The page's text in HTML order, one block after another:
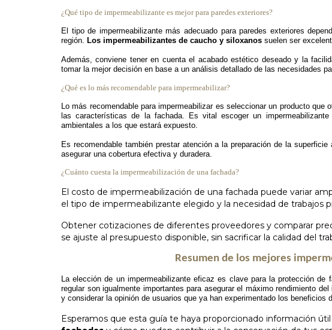
¿Qué tipo de impermeabilizante es mejor para paredes exteriores?
El tipo de impermeabilizante más adecuado para paredes exteriores
región. Los impermeabilizantes de caucho y siloxanos suelen ser
Además, conviene tener en cuenta el acabado estético deseado y la
tomar la mejor decisión en base a un análisis detallado de las necesidades
¿Qué es lo más recomendable para impermeabilizar?
Lo más recomendable para impermeabilizar es seleccionar un producto
las características de la fachada. Es vital escoger un
ambientales a los que estará expuesto.
Es recomendable también prestar atención a la preparación de la
asegurar una cobertura efectiva y duradera.
¿Cuánto cuesta la impermeabilización de una fachada?
El costo de impermeabilización de una fachada puede variar
el tipo de impermeabilizante elegido y la necesidad de trabajos
Obtener cotizaciones de diferentes proveedores y comparar
se ajuste al presupuesto disponible, sin sacrificar la calidad del
Resumen de los mejores
La elección de un impermeabilizante eficaz es clave para la protección
regular son igualmente importantes para asegurar el máximo rendimiento
y considerar la opinión de usuarios que ya han experimentado los beneficios
Esperamos que esta guía te haya proporcionado información